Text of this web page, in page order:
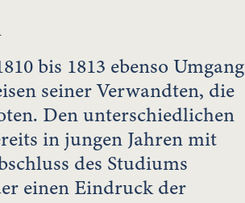
bis 1813 ebenso Umgang
seiner Verwandten, die
Den unterschiedlichen
in jungen Jahren mit
des Studiums
einen Eindruck der